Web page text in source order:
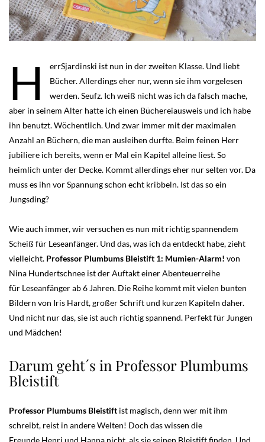
H
errSjardinski ist nun in der zweiten Klasse. Und liebt
Bücher. Allerdings eher nur, wenn sie ihm vorgelesen
werden. Seufz. Ich weiß nicht was ich da falsch mache,
aber in seinem Alter hatte ich einen Büchereiausweis und ich habe
ihn benutzt. Wöchentlich. Und zwar immer mit der maximalen
Anzahl an Büchern, die man ausleihen durfte. Beim feinen Herr
jubiliere ich bereits, wenn er Mal ein Kapitel alleine liest. So
heimlich unter der Decke. Kommt allerdings eher nur selten vor. Da
muss es ihn vor Spannung schon echt kribbeln. Ist das so ein
Jungsding?
Wie auch immer, wir versuchen es nun mit richtig spannendem
Scheiß für Leseanfänger. Und das, was ich da entdeckt habe, zieht
vielleicht. Professor Plumbums Bleistift 1: Mumien-Alarm! von
Nina Hundertschnee ist der Auftakt einer Abenteuerreihe
für Leseanfänger ab 6 Jahren. Die Reihe kommt mit vielen bunten
Bildern von Iris Hardt, großer Schrift und kurzen Kapiteln daher.
Und nicht nur das, sie ist auch richtig spannend. Perfekt für Jungen
und Mädchen!
Darum geht´s in Professor Plumbums
Bleistift
Professor Plumbums Bleistift ist magisch, denn wer mit ihm
schreibt, reist in andere Welten! Doch das wissen die
Freunde Henri und Hanna nicht, als sie seinen Bleistift finden. Und